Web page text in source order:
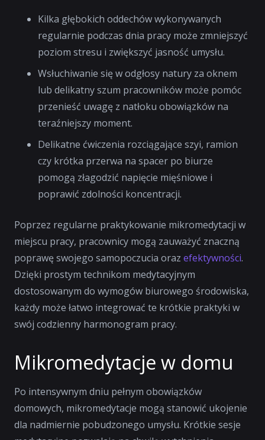
Kilka głębokich oddechów wykonywanych
regularnie podczas dnia pracy może zmniejszyć
poziom stresu i zwiększyć jasność umysłu.
Wsłuchiwanie się w odgłosy natury za oknem
lub delikatny szum pracowników może pomóc
przenieść uwagę z natłoku obowiązków na
teraźniejszy moment.
Delikatne ćwiczenia rozciągające szyi, ramion
czy krótka przerwa na spacer po biurze
pomogą złagodzić napięcie mięśniowe i
poprawić zdolności koncentracji.
Poprzez regularne praktykowanie mikromedytacji w
miejscu pracy, pracownicy mogą zauważyć znaczną
poprawę swojego samopoczucia oraz efektywności.
Dzięki prostym technikom medytacyjnym
dostosowanym do wymogów biurowego środowiska,
każdy może łatwo integrować te krótkie praktyki w
swój codzienny harmonogram pracy.
Mikromedytacje w domu
Po intensywnym dniu pełnym obowiązków
domowych, mikromedytacje mogą stanowić ukojenie
dla nadmiernie pobudzonego umysłu. Krótkie sesje